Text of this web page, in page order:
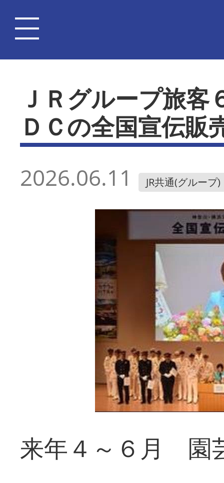
ＪＲグループ旅
ＤＣの全国宣伝販
2026.06.11 JR共通(グループ)
来年４～６月 園